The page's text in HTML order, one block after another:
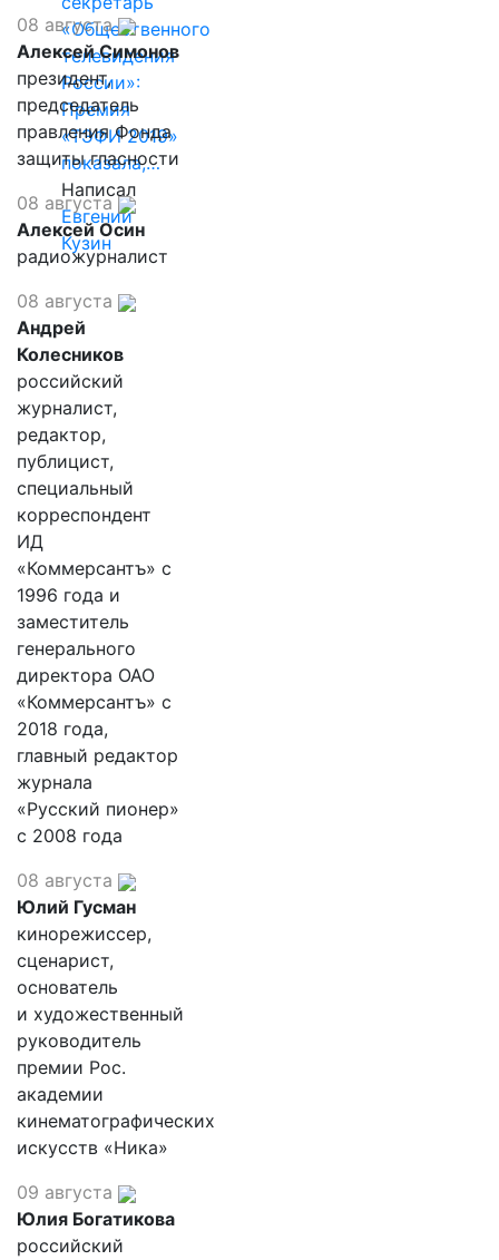
«Общественного
телевидения
России»:
Премия
«ТЭФИ 2019»
показала,…
Написал
Евгений
Кузин
08 августа
Алексей Симонов
президент,
председатель
правления Фонда
защиты гласности
08 августа
Алексей Осин
радиожурналист
08 августа
Андрей
Колесников
российский
журналист,
редактор,
публицист,
специальный
корреспондент
ИД
«Коммерсантъ» с
1996 года и
заместитель
генерального
директора ОАО
«Коммерсантъ» с
2018 года,
главный редактор
журнала
«Русский пионер»
с 2008 года
08 августа
Юлий Гусман
кинорежиссер,
сценарист,
основатель
и художественный
руководитель
премии Рос.
академии
кинематографических
искусств «Ника»
09 августа
Юлия Богатикова
российский